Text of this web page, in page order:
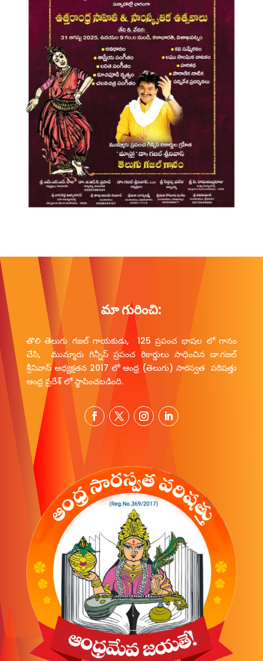
మా గురించి:
తొలి తెలుగు గజల్ గాయకుడు, 125 ప్రపంచ భాషల లో గానం
చేసి, ముమ్మారు గిన్నీస్ ప్రపంచ రికార్డులు సాధించిన డా.గజల్
శ్రీనివాస్ అధ్యక్షతన 2017 లో ఆంధ్ర (తెలుగు) సారస్వత పరిషత్తు
ఆంధ్ర ప్రదేశ్ లో స్థాపించబడింది.